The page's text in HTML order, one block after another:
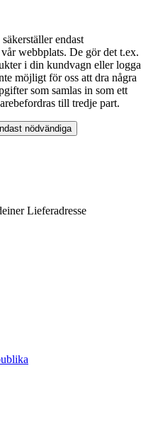
endast
webbplats. De gör det t.ex.
i din kundvagn eller logga
möjligt för oss att dra några
som samlas in som ett
till tredje part.
nödvändiga
Lieferadresse